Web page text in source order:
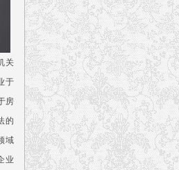
关
于
房
的
域
业